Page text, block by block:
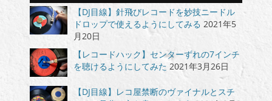
【DJ目線】針飛びレコードを妙技ニードル
ドロップで使えるようにしてみる 2021年5
月20日
【レコードハック】センターずれの7インチ
を聴けるようにしてみた 2021年3月26日
【DJ目線】レコ屋禁断のヴァイナルとスチ